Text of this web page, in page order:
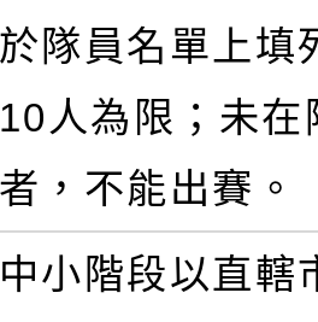
隊員名單上填
人為限；未在
，不能出賽。
小階段以直轄